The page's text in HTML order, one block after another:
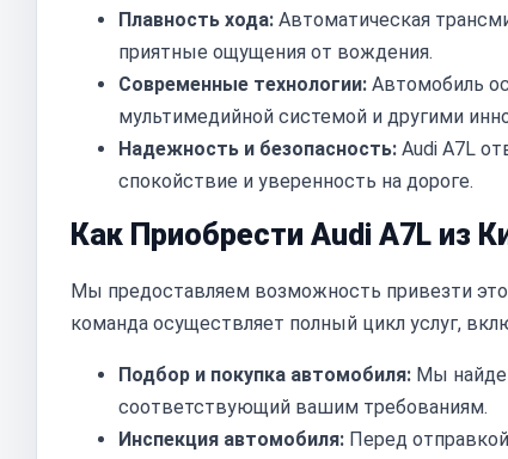
Плавность хода: Автоматическая
приятные ощущения от вождения.
Современные технологии: Автомобиль
мультимедийной системой и другими
Надежность и безопасность: Audi A7L
спокойствие и уверенность на дороге.
Как Приобрести Audi A7L из
Мы предоставляем возможность привезти
команда осуществляет полный цикл услуг,
Подбор и покупка автомобиля: Мы
соответствующий вашим требованиям.
Инспекция автомобиля: Перед